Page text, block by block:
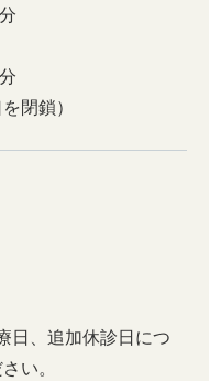
閉鎖）
日、追加休診日につ
い。